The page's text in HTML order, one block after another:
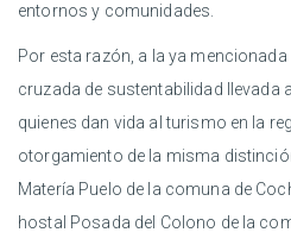
entornos y comunidades.
Por esta razón, a la ya mencionada
cruzada de sustentabilidad llevada
quienes dan vida al turismo en la
otorgamiento de la misma
Matería Puelo de la comuna de
hostal Posada del Colono de la